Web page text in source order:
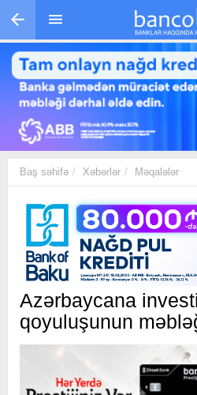
Skip to main content
Baş səhifə Xəbərlər Məqalələr
Azərbaycana
qoyuluşunun